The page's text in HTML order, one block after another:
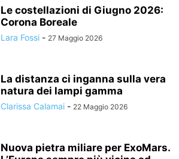
Le costellazioni di Giugno 2026:
Corona Boreale
Lara Fossi - 27 Maggio 2026
La distanza ci inganna sulla vera
natura dei lampi gamma
Clarissa Calamai - 22 Maggio 2026
Nuova pietra miliare per ExoMars.